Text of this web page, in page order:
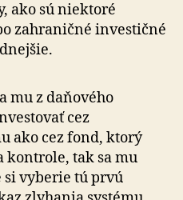
ako sú niektoré
zahraničné investičné
mu z daňového
cez
ako cez fond, ktorý
kontrole, tak sa mu
si vyberie tú prvú